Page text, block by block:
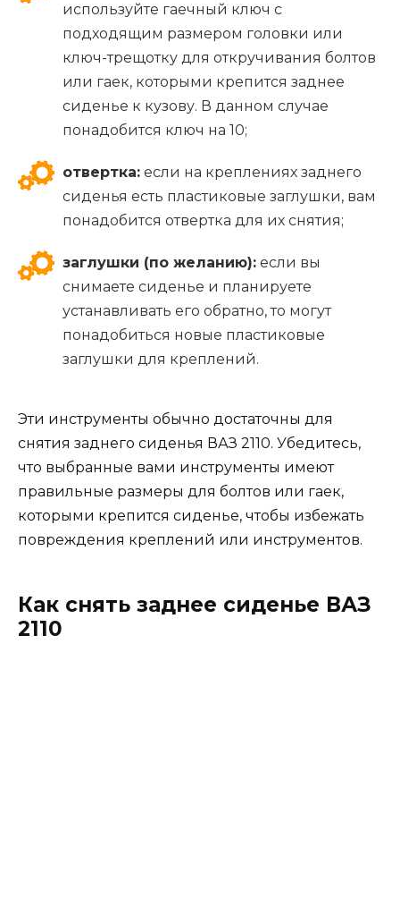
используйте гаечный ключ с
подходящим размером головки или
ключ-трещотку для откручивания болтов
или гаек, которыми крепится заднее
сиденье к кузову. В данном случае
понадобится ключ на 10;
отвертка: если на креплениях заднего
сиденья есть пластиковые заглушки, вам
понадобится отвертка для их снятия;
заглушки (по желанию): если вы
снимаете сиденье и планируете
устанавливать его обратно, то могут
понадобиться новые пластиковые
заглушки для креплений.
Эти инструменты обычно достаточны для
снятия заднего сиденья ВАЗ 2110. Убедитесь,
что выбранные вами инструменты имеют
правильные размеры для болтов или гаек,
которыми крепится сиденье, чтобы избежать
повреждения креплений или инструментов.
Как снять заднее сиденье ВАЗ
2110